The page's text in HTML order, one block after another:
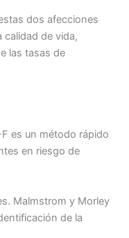
dos afecciones
calidad de vida,
las tasas de
es un método rápido
en riesgo de
Malmstrom y Morley
de la